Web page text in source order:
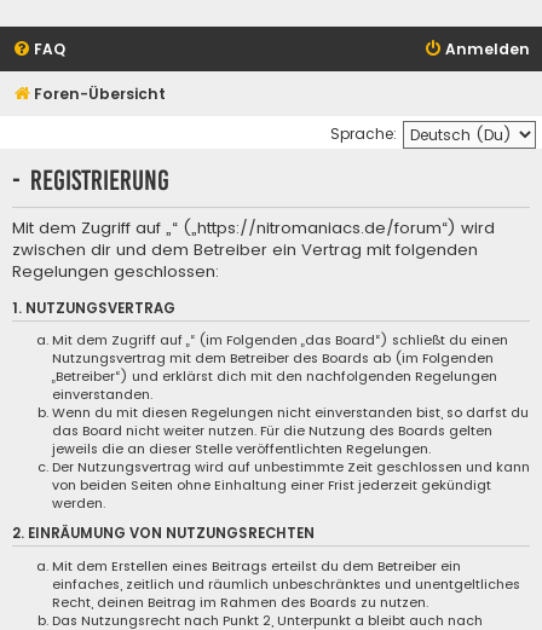
FAQ Anmelden
Foren-Übersicht
Sprache:
- Registrierung
Mit dem Zugriff auf „“ („https://nitromaniacs.de/forum“) wird
zwischen dir und dem Betreiber ein Vertrag mit folgenden
Regelungen geschlossen:
1. NUTZUNGSVERTRAG
Mit dem Zugriff auf „“ (im Folgenden „das Board“) schließt du einen
Nutzungsvertrag mit dem Betreiber des Boards ab (im Folgenden
„Betreiber“) und erklärst dich mit den nachfolgenden Regelungen
einverstanden.
Wenn du mit diesen Regelungen nicht einverstanden bist, so darfst du
das Board nicht weiter nutzen. Für die Nutzung des Boards gelten
jeweils die an dieser Stelle veröffentlichten Regelungen.
Der Nutzungsvertrag wird auf unbestimmte Zeit geschlossen und kann
von beiden Seiten ohne Einhaltung einer Frist jederzeit gekündigt
werden.
2. EINRÄUMUNG VON NUTZUNGSRECHTEN
Mit dem Erstellen eines Beitrags erteilst du dem Betreiber ein
einfaches, zeitlich und räumlich unbeschränktes und unentgeltliches
Recht, deinen Beitrag im Rahmen des Boards zu nutzen.
Das Nutzungsrecht nach Punkt 2, Unterpunkt a bleibt auch nach